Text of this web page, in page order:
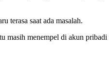
terasa saat ada masalah.
menempel di akun